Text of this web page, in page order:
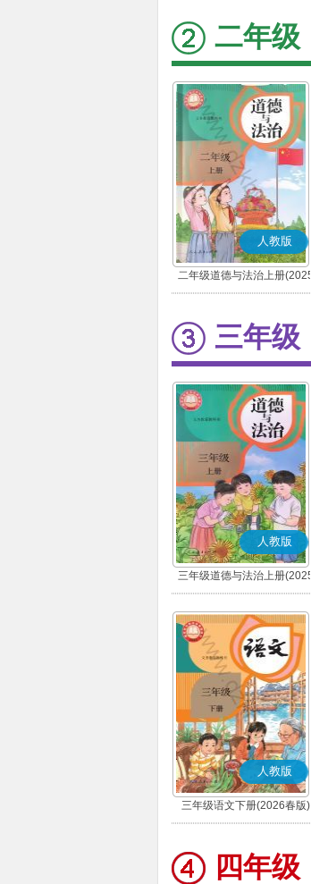
二年级
人教版
二年级道德与法治上册(2025
秋版)(部编版)
三年级
人教版
三年级道德与法治上册(2025
秋版)(部编版)
人教版
三年级语文下册(2026春版)
(部编版)
四年级